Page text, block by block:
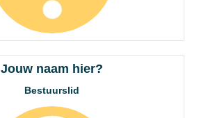
Jouw naam hier?
Bestuurslid